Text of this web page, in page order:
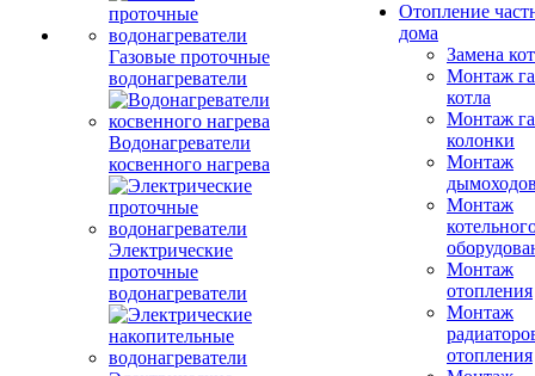
Газовые проточные
водонагреватели
Водонагреватели
косвенного нагрева
Электрические
проточные
водонагреватели
Отопление
дома
Замена
Монтаж
котла
Монтаж
колонки
Монтаж
Монтаж
Монтаж
отопления
Монтаж
отопления